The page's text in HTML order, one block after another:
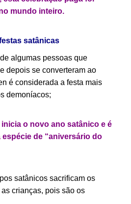
mundo inteiro.
satânicas
algumas pessoas que
depois se converteram ao
é considerada a festa mais
demoníacos;
inicia o novo ano satânico e é
espécie de “aniversário do
satânicos sacrificam os
crianças, pois são os